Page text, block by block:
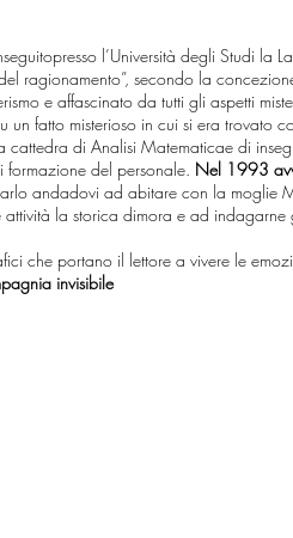
l’Università degli Studi la
ragionamento”, secondo la
e affascinato da tutti gli aspetti
fatto misterioso in cui si era trovato
di Analisi Matematicae di
del personale. Nel 1993
andadovi ad abitare con la moglie
la storica dimora e ad indagarne
che portano il lettore a vivere le
invisibile